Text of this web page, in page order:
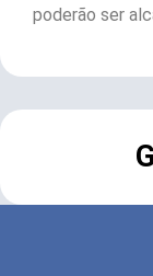
poderão ser